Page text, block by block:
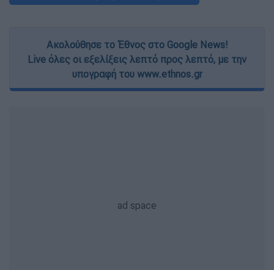
Ακολούθησε το Έθνος στο Google News!
Live όλες οι εξελίξεις λεπτό προς λεπτό, με την
υπογραφή του www.ethnos.gr